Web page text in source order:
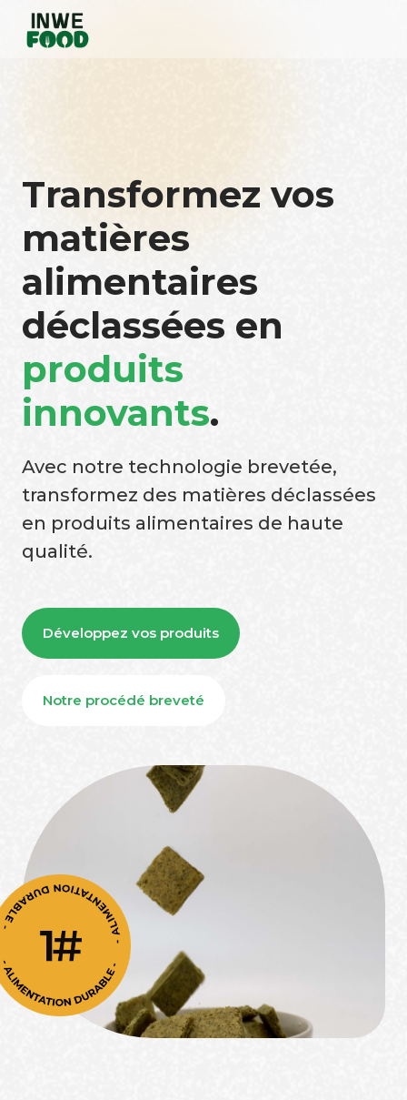
Transformez vos
matières
alimentaires
déclassées en
produits
innovants.
Avec notre technologie brevetée,
transformez des matières déclassées
en produits alimentaires de haute
qualité.
Développez vos produits
Notre procédé breveté